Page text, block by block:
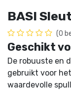
BASI
(0
Geschikt
De robuuste en
gebruikt voor
waardevolle